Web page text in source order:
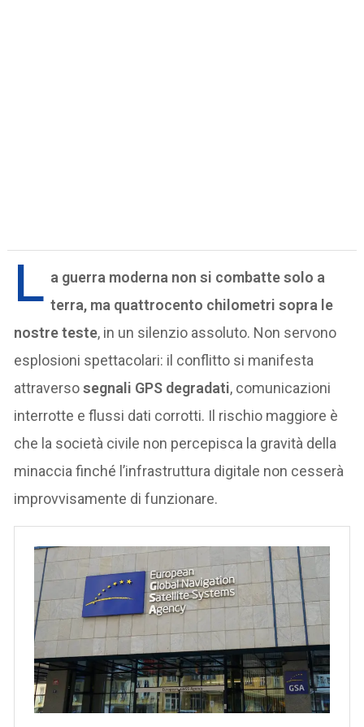
L a guerra moderna non si combatte solo a
terra, ma quattrocento chilometri sopra le
nostre teste, in un silenzio assoluto. Non servono
esplosioni spettacolari: il conflitto si manifesta
attraversosegnali GPS degradati, comunicazioni
interrotte e flussi dati corrotti. Il rischio maggiore è
che la società civile non percepisca la gravità della
minaccia finché l’infrastruttura digitale non cesserà
improvvisamente di funzionare.